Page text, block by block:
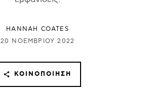
HANNAH COATES
20 ΝΟΕΜΒΡΊΟΥ 2022
ΚΟΙΝΟΠΟΊΗΣΗ